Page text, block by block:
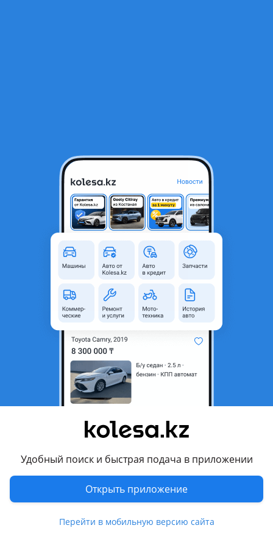
Удобный поиск и быстрая подача в приложении
Открыть приложение
Перейти в мобильную версию сайта
Суппорт тормазной
Тараз, Жамбылская область
Оригинальность
Оригинал
Подходит на авто
Toyota Caldina
2005 - 2007 3 поколение рестайлинг (T24), 2002 - 2004 3
поколение (T24)
Комментарий продавца
Перевести
Другие объявления продавца